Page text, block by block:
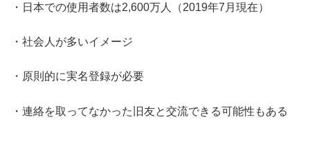
・日本での使用者数は2,600万人（2019年7月現在）
・社会人が多いイメージ
・原則的に実名登録が必要
・連絡を取ってなかった旧友と交流できる可能性もある